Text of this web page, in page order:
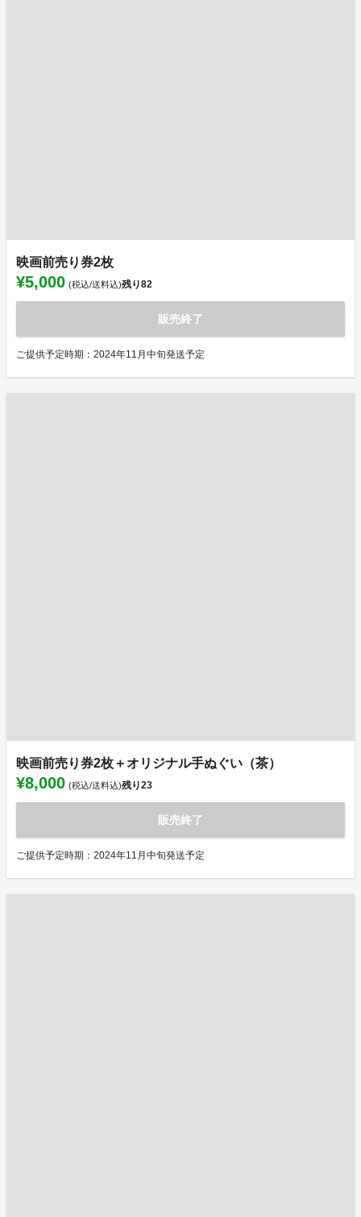
映画前売り券2枚
¥5,000 (税込/送料込)残り82
販売終了
ご提供予定時期：2024年11月中旬発送予定
映画前売り券2枚＋オリジナル手ぬぐい（茶）
¥8,000 (税込/送料込)残り23
販売終了
ご提供予定時期：2024年11月中旬発送予定